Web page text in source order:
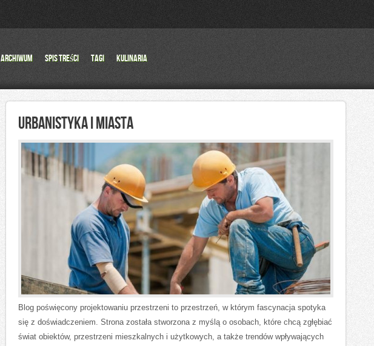
Archiwum Spis Treści Tagi Kulinaria
URBANISTYKA I MIASTA
Blog poświęcony projektowaniu przestrzeni to przestrzeń, w którym fascynacja spotyka
się z doświadczeniem. Strona została stworzona z myślą o osobach, które chcą zgłębiać
świat obiektów, przestrzeni mieszkalnych i użytkowych, a także trendów wpływających